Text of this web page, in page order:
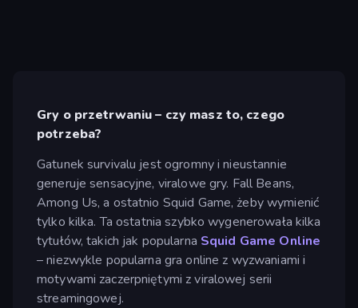
Gry o przetrwaniu – czy masz to, czego
potrzeba?
Gatunek survivalu jest ogromny i nieustannie
generuje sensacyjne, viralowe gry. Fall Beans,
Among Us, a ostatnio Squid Game, żeby wymienić
tylko kilka. Ta ostatnia szybko wygenerowała kilka
tytułów, takich jak popularna Squid Game Online
– niezwykle popularna gra online z wyzwaniami i
motywami zaczerpniętymi z viralowej serii
streamingowej.